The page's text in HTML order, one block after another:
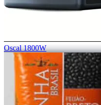
Oscal 1800W